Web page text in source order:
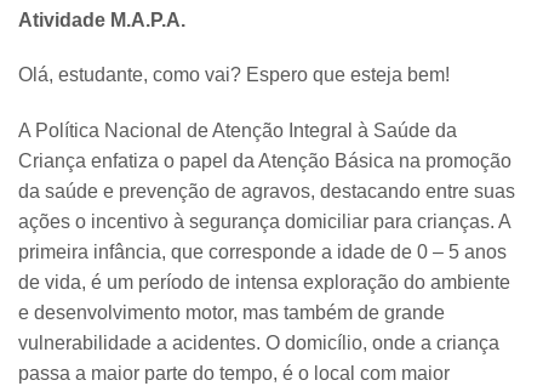
Atividade M.A.P.A.
Olá, estudante, como vai? Espero que esteja bem!
A Política Nacional de Atenção Integral à Saúde da
Criança enfatiza o papel da Atenção Básica na promoção
da saúde e prevenção de agravos, destacando entre suas
ações o incentivo à segurança domiciliar para crianças. A
primeira infância, que corresponde a idade de 0 – 5 anos
de vida, é um período de intensa exploração do ambiente
e desenvolvimento motor, mas também de grande
vulnerabilidade a acidentes. O domicílio, onde a criança
passa a maior parte do tempo, é o local com maior